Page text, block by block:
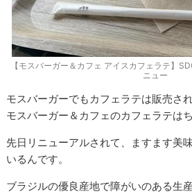
【モスバーガー＆カフェ アイスカフェラテ】
ニュー
モスバーガーでもカフェラテは販売さ
モスバーガー＆カフェのカフェラテは
先日リニューアルされて、ますます美
いるんです。
ブラジルの優良産地で障がいのある生